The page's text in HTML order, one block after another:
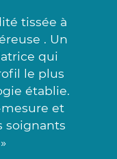
tissée à
. Un
qui
le plus
établie.
et
soignants